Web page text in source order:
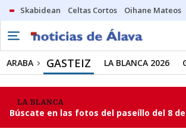
Skabidean Celtas Cortos Oihane Mateos
ARABA GASTEIZ LA BLANCA 2026
LA BLANCA
Búscate en las fotos del paseíllo del 8